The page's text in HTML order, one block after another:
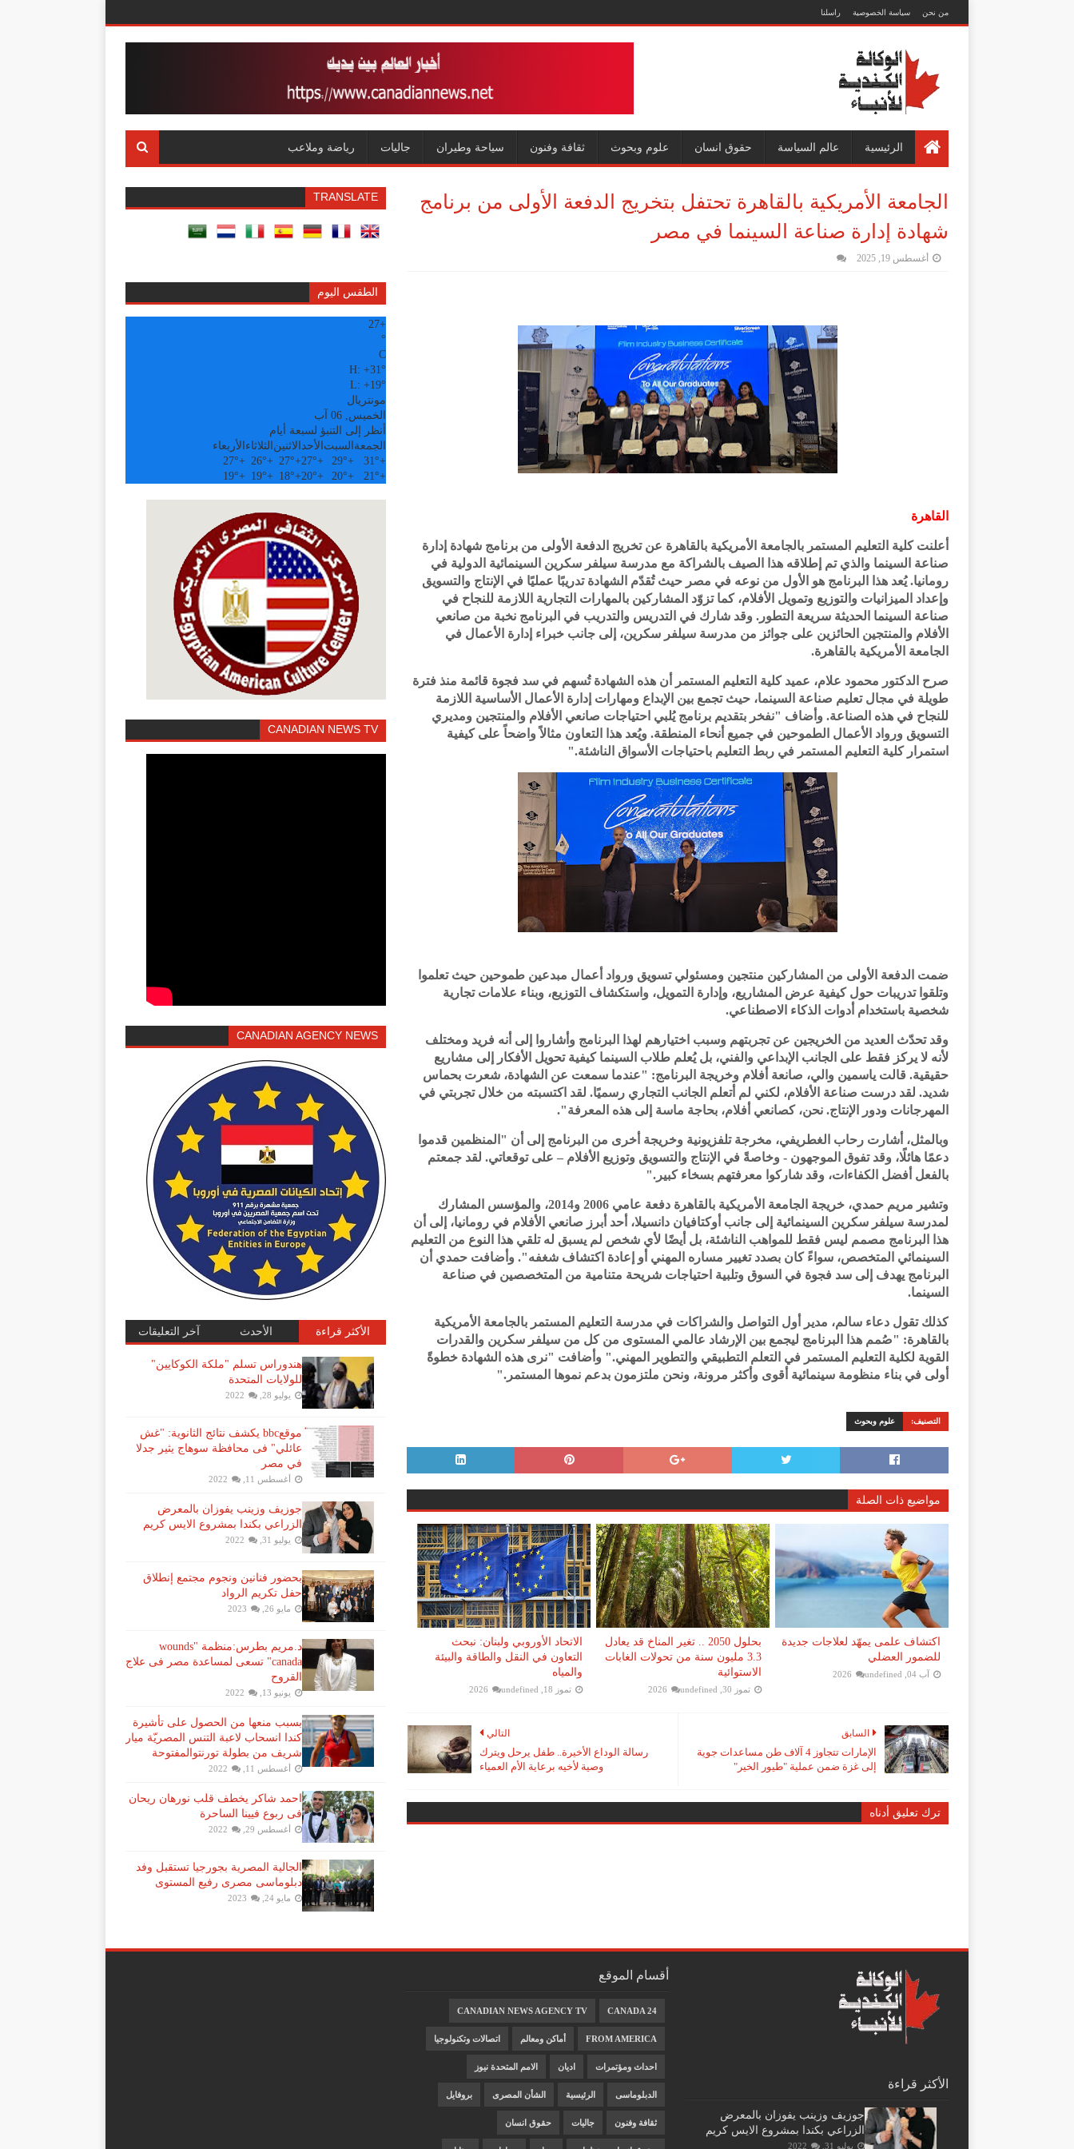
من نحن سياسة الخصوصية راسلنا
الرئيسية عالم السياسة حقوق انسان علوم وبحوث ثقافة وفنون سياحة وطيران جاليات رياضة وملاعب
الجامعة الأمريكية بالقاهرة تحتفل بتخريج الدفعة الأولى من برنامج
شهادة إدارة صناعة السينما في مصر
أغسطس 19, 2025
القاهرة
أعلنت كلية التعليم المستمر بالجامعة الأمريكية بالقاهرة عن تخريج الدفعة الأولى من برنامج شهادة إدارة
صناعة السينما والذي تم إطلاقه هذا الصيف بالشراكة مع مدرسة سيلفر سكرين السينمائية الدولية في
رومانيا. يُعد هذا البرنامج هو الأول من نوعه في مصر حيث تُقدّم الشهادة تدريبًا عمليًا في الإنتاج والتسويق
وإعداد الميزانيات والتوزيع وتمويل الأفلام، كما تزوّد المشاركين بالمهارات التجارية اللازمة للنجاح في
صناعة السينما الحديثة سريعة التطور. وقد شارك في التدريس والتدريب في البرنامج نخبة من صانعي
الأفلام والمنتجين الحائزين على جوائز من مدرسة سيلفر سكرين، إلى جانب خبراء إدارة الأعمال في
الجامعة الأمريكية بالقاهرة.
صرح الدكتور محمود علام، عميد كلية التعليم المستمر أن هذه الشهادة تُسهم في سد فجوة قائمة منذ فترة
طويلة في مجال تعليم صناعة السينما، حيث تجمع بين الإبداع ومهارات إدارة الأعمال الأساسية اللازمة
للنجاح في هذه الصناعة. وأضاف "نفخر بتقديم برنامج يُلبي احتياجات صانعي الأفلام والمنتجين ومديري
التسويق ورواد الأعمال الطموحين في جميع أنحاء المنطقة. ويُعد هذا التعاون مثالاً واضحاً على كيفية
استمرار كلية التعليم المستمر في ربط التعليم باحتياجات الأسواق الناشئة."
ضمت الدفعة الأولى من المشاركين منتجين ومسئولي تسويق ورواد أعمال مبدعين طموحين حيث تعلموا
وتلقوا تدريبات حول كيفية عرض المشاريع، وإدارة التمويل، واستكشاف التوزيع، وبناء علامات تجارية
شخصية باستخدام أدوات الذكاء الاصطناعي.
وقد تحدّث العديد من الخريجين عن تجربتهم وسبب اختيارهم لهذا البرنامج وأشاروا إلى أنه فريد ومختلف
لأنه لا يركز فقط على الجانب الإبداعي والفني، بل يُعلم طلاب السينما كيفية تحويل الأفكار إلى مشاريع
حقيقية. قالت ياسمين والي، صانعة أفلام وخريجة البرنامج: "عندما سمعت عن الشهادة، شعرت بحماس
شديد. لقد درست صناعة الأفلام، لكني لم أتعلم الجانب التجاري رسميًا. لقد اكتسبته من خلال تجربتي في
المهرجانات ودور الإنتاج. نحن، كصانعي أفلام، بحاجة ماسة إلى هذه المعرفة".
وبالمثل، أشارت رحاب الغطريفي، مخرجة تلفزيونية وخريجة أخرى من البرنامج إلى أن "المنظمين قدموا
دعمًا هائلًا، وقد تفوق الموجهون - وخاصةً في الإنتاج والتسويق وتوزيع الأفلام – على توقعاتي. لقد جمعتم
بالفعل أفضل الكفاءات، وقد شاركوا معرفتهم بسخاء كبير."
وتشير مريم حمدي، خريجة الجامعة الأمريكية بالقاهرة دفعة عامي 2006 و2014، والمؤسس المشارك
لمدرسة سيلفر سكرين السينمائية إلى جانب أوكتافيان دانسيلا، أحد أبرز صانعي الأفلام في رومانيا، إلى أن
هذا البرنامج مصمم ليس فقط للمواهب الناشئة، بل أيضًا لأي شخص لم يسبق له تلقي هذا النوع من التعليم
السينمائي المتخصص، سواءً كان بصدد تغيير مساره المهني أو إعادة اكتشاف شغفه". وأضافت حمدي أن
البرنامج يهدف إلى سد فجوة في السوق وتلبية احتياجات شريحة متنامية من المتخصصين في صناعة
السينما.
كذلك تقول دعاء سالم، مدير أول التواصل والشراكات في مدرسة التعليم المستمر بالجامعة الأمريكية
بالقاهرة: "صُمم هذا البرنامج ليجمع بين الإرشاد عالمي المستوى من كل من سيلفر سكرين والقدرات
القوية لكلية التعليم المستمر في التعلم التطبيقي والتطوير المهني." وأضافت "نرى هذه الشهادة خطوةً
أولى في بناء منظومة سينمائية أقوى وأكثر مرونة، ونحن ملتزمون بدعم نموها المستمر."
التصنيف: علوم وبحوث
مواضيع ذات الصلة
اكتشاف علمى يمهّد لعلاجات جديدة
للضمور العضلي
آب 04, 2026 undefined
بحلول 2050 .. تغير المناخ قد يعادل
3.3 مليون سنة من تحولات الغابات
الاستوائية
تموز 30, 2026 undefined
الاتحاد الأوروبي ولبنان: نبحث
التعاون في النقل والطاقة والبيئة
والمياه
تموز 18, 2026 undefined
التالي
رسالة الوداع الأخيرة.. طفل يرحل ويترك
وصية لأخيه برعاية الأم العمياء
السابق
الإمارات تتجاوز 4 آلاف طن مساعدات جوية
إلى غزة ضمن عملية "طيور الخير"
ترك تعليق أدناه
TRANSLATE
الطقس اليوم
+
27
°
C
H: +31°
L: +19°
مونتريال
الخميس, 06 آب
أنظر إلى التنبؤ لسبعة أيام
الجمعة السبت الأحد الاثنين الثلاثاء الأربعاء
+
31°
+
29°
+
27°
+
27°
+
26°
+
27°
+
21°
+
20°
+
20°
+
18°
+
19°
+
19°
CANADIAN NEWS TV
CANADIAN AGENCY NEWS
الأكثر قراءة الأحدث آخر التعليقات
هندوراس تسلم "ملكة الكوكايين"
للولايات المتحدة
يوليو 28, 2022
موقعbbc يكشف نتائج الثانوية: "غش
عائلي" فى محافظة سوهاج يثير جدلا
في مصر
أغسطس 11, 2022
جوزيف وزينب يفوزان بالمعرض
الزراعي بكندا بمشروع الايس كريم
يوليو 31, 2022
بحضور فنانين ونجوم مجتمع إنطلاق
حفل تكريم الرواد
مايو 26, 2023
د.مريم بطرس:منظمة "wounds
canada" تسعى لمساعدة مصر فى علاج
القروح
يونيو 13, 2022
بسبب منعها من الحصول على تأشيرة
كندا انسحاب لاعبة ​التنس​ المصريّة ​ميار
شريف​ من بطولة ​تورنتو​المفتوحة
أغسطس 11, 2022
احمد شاكر يخطف قلب نورهان ريحان
فى ربوع فيينا الساحرة
أغسطس 29, 2022
الجالية المصرية بجورجيا تستقبل وفد
دبلوماسى مصرى رفيع المستوى
مايو 24, 2023
الأكثر قراءة
جوزيف وزينب يفوزان بالمعرض
الزراعي بكندا بمشروع الايس كريم
يوليو 31, 2022
أقسام الموقع
CANADA 24
CANADIAN NEWS AGENCY TV
FROM AMERICA أماكن ومعالم اتصالات وتكنولوجيا
احداث ومؤتمرات اديان الامم المتحدة نيوز
الدبلوماسى الرئيسية الشأن المصرى بروفايل
ثقافة وفنون جاليات حقوق انسان